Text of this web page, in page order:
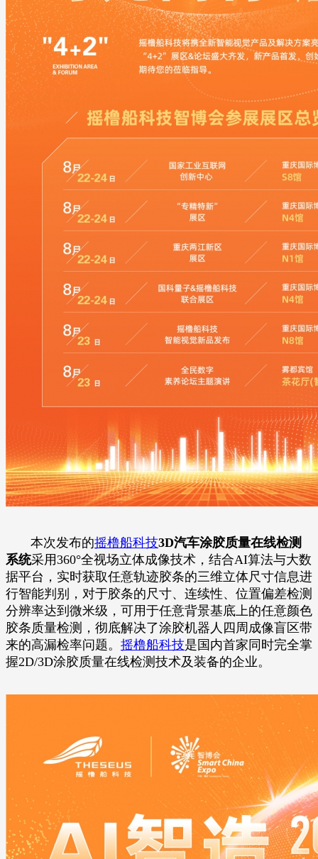
本次发布的摇橹船科技3D汽车涂胶质量在线检测
系统采用360°全视场立体成像技术，结合AI算法与大数
据平台，实时获取任意轨迹胶条的三维立体尺寸信息进
行智能判别，对于胶条的尺寸、连续性、位置偏差检测
分辨率达到微米级，可用于任意背景基底上的任意颜色
胶条质量检测，彻底解决了涂胶机器人四周成像盲区带
来的高漏检率问题。 摇橹船科技是国内首家同时完全掌
握2D/3D涂胶质量在线检测技术及装备的企业。